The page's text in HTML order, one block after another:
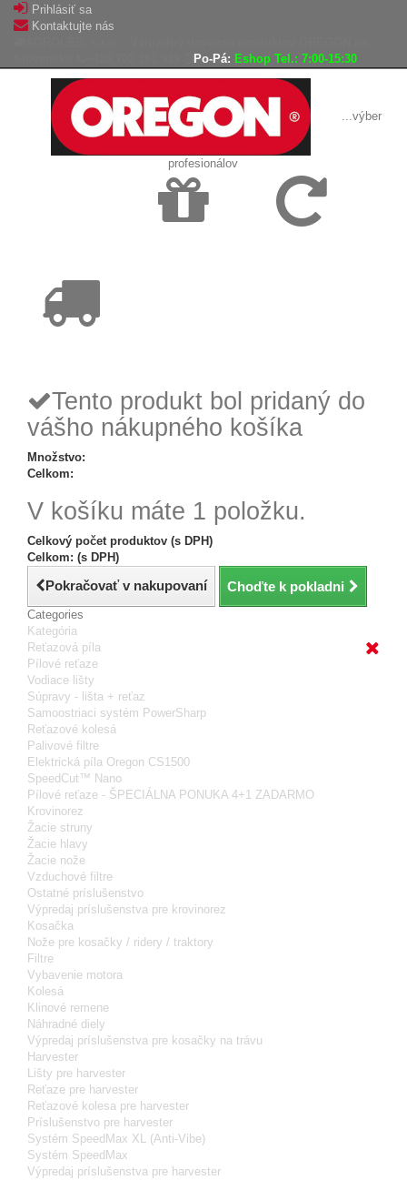
Prihlásiť sa
Kontaktujte nás
Po-Pá: Eshop Tel.: 7:00-15:30
...výber
profesionálov
Tento produkt bol pridaný do
vášho nákupného košíka
Množstvo:
Celkom:
V košíku máte 1 položku.
Celkový počet produktov (s DPH)
Celkom: (s DPH)
Pokračovať v nakupovaní Choďte k pokladni
Categories
Kategória
Reťazová píla
Pílové reťaze
Vodiace lišty
Súpravy - lišta + reťaz
Samoostriaci systém PowerSharp
Reťazové kolesá
Palivové filtre
Elektrická píla Oregon CS1500
SpeedCut™ Nano
Pílové reťaze - ŠPECIÁLNA PONUKA 4+1 ZADARMO
Krovinorez
Žacie struny
Žacie hlavy
Žacie nože
Vzduchové filtre
Ostatné príslušenstvo
Výpredaj príslušenstva pre krovinorez
Kosačka
Nože pre kosačky / ridery / traktory
Filtre
Vybavenie motora
Kolesá
Klinové remene
Náhradné diely
Výpredaj príslušenstva pre kosačky na trávu
Harvester
Lišty pre harvester
Reťaze pre harvester
Reťazové kolesa pre harvester
Príslušenstvo pre harvester
Systém SpeedMax XL (Anti-Vibe)
Systém SpeedMax
Výpredaj príslušenstva pre harvester